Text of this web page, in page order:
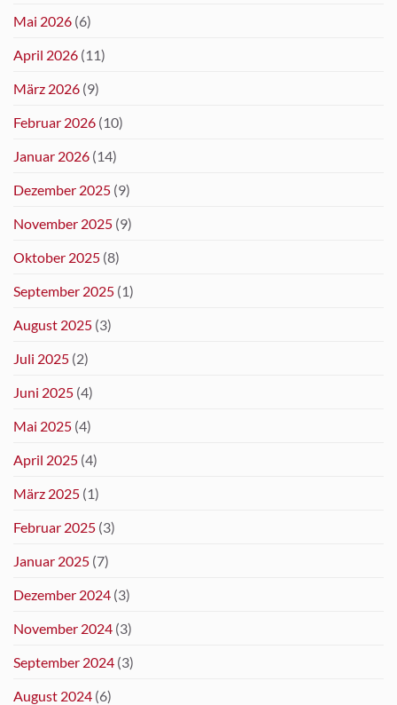
Mai 2026 (6)
April 2026 (11)
März 2026 (9)
Februar 2026 (10)
Januar 2026 (14)
Dezember 2025 (9)
November 2025 (9)
Oktober 2025 (8)
September 2025 (1)
August 2025 (3)
Juli 2025 (2)
Juni 2025 (4)
Mai 2025 (4)
April 2025 (4)
März 2025 (1)
Februar 2025 (3)
Januar 2025 (7)
Dezember 2024 (3)
November 2024 (3)
September 2024 (3)
August 2024 (6)